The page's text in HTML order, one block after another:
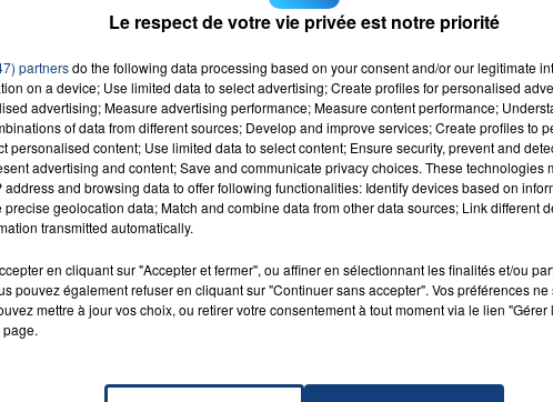
une association de la région, "Solidarité Copains sur Pattes
prévient que les chatons ne sont pas proposés à
Save Me
Tonight
& DAVID
GUETTA
RADIO CONTACT
Le respect de votre vie privée est notre priorité
partnersdo the following data processing based on your consent and/or our legitimate
on a device; Use limited data to select advertising; Create profiles for personalised
advertising; Measure advertising performance; Measure content performance;
of data from different sources; Develop and improve services; Create profiles to
personalised content; Use limited data to select content; Ensure security, prevent and
advertising and content; Save and communicate privacy choices. These technologies
address and browsing data to offer following functionalities: Identify devices based on
precise geolocation data; Match and combine data from other data sources; Link different
transmitted automatically.
en cliquant sur "Accepter et fermer", ou affiner en sélectionnant les finalités et/ou
pouvez également refuser en cliquant sur "Continuer sans accepter". Vos préférences
mettre à jour vos choix, ou retirer votre consentement à tout moment via le lien